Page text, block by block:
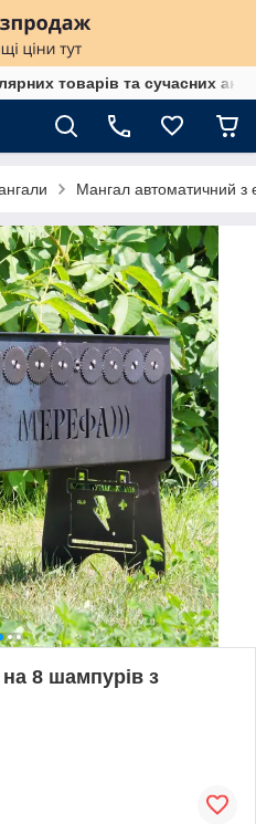
товарів та сучасних
Мангал автоматичний з
8 шампурів з